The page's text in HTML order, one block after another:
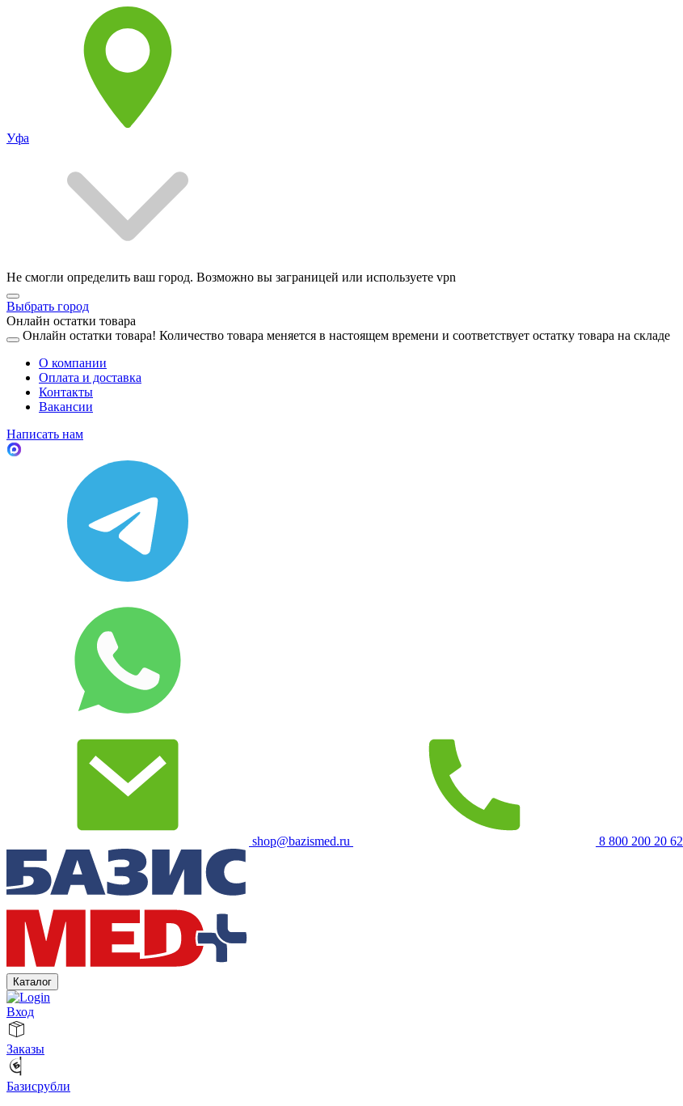
Уфа
Не смогли определить ваш город. Возможно вы заграницей или используете vpn
Выбрать город
Онлайн остатки товара
Онлайн остатки товара! Количество товара меняется в настоящем времени и соответствует остатку товара на складе
О компании
Оплата и доставка
Контакты
Вакансии
Написать нам
shop@bazismed.ru 8 800 200 20 62
Каталог
Вход
Заказы
Базисрубли